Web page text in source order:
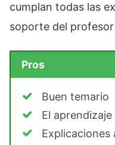
cumplan todas las
soporte del
Pros
Buen temario
El
Explicaciones